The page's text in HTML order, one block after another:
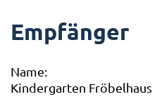
Empfänger
Name:
Kindergarten Fröbelhaus